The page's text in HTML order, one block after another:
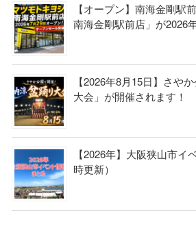
【オープン】南海金剛駅
南海金剛駅前店」が2026
【2026年8月15日】さや
大会」が開催されます！
【2026年】大阪狭山市イ
時更新）